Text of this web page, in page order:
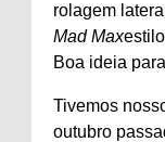
rolagem
Mad Max
Boa ideia
Tivemos
outubro